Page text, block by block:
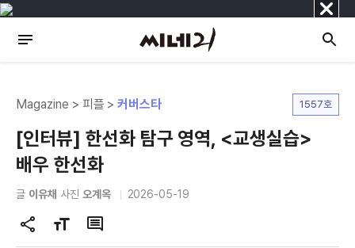
닫
기
Magazine > 피플 >커버스타 1557호
[인터뷰] 한선화 탐구 영역, <교생실습>
배우 한선화
글 이유채 사진 오계옥 2026-05-19
공
글
댓